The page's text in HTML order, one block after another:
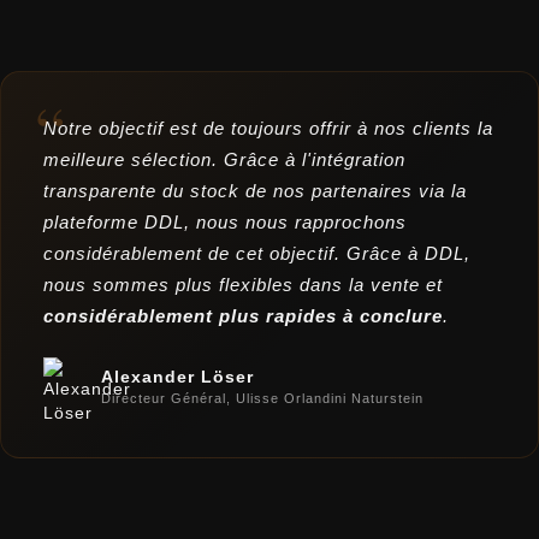
“
Notre objectif est de toujours offrir à nos clients la
meilleure sélection. Grâce à l'intégration
transparente du stock de nos partenaires via la
plateforme DDL, nous nous rapprochons
considérablement de cet objectif. Grâce à DDL,
nous sommes plus flexibles dans la vente et
considérablement plus rapides à conclure.
Alexander Löser
Directeur Général, Ulisse Orlandini Naturstein